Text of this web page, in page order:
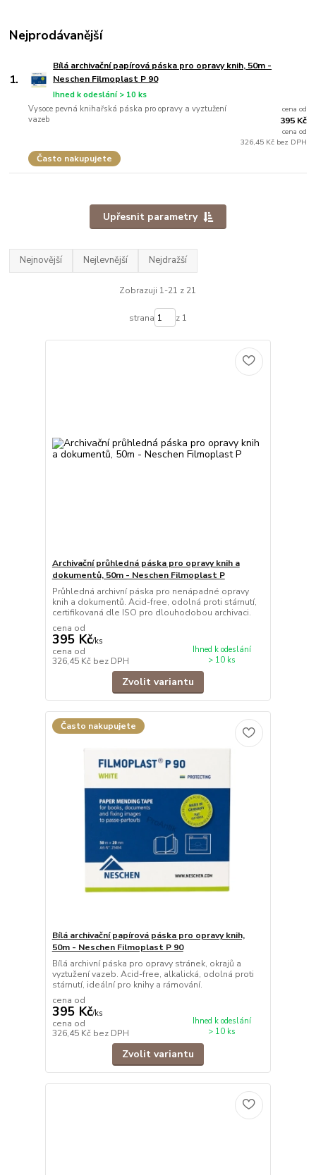
Nejprodávanější
1.
Bílá archivační papírová páska pro opravy knih, 50m -
Neschen Filmoplast P 90
Vysoce pevná knihařská páska pro opravy a vyztužení
vazeb
Ihned k odeslání > 10 ks
Často nakupujete
cena od
395 Kč
cena od
326,45 Kč bez DPH
Upřesnit parametry
Nejnovější Nejlevnější Nejdražší
Zobrazuji 1-21 z 21
strana z 1
Archivační průhledná páska pro opravy knih a
dokumentů, 50m - Neschen Filmoplast P
Průhledná archivní páska pro nenápadné opravy
knih a dokumentů. Acid-free, odolná proti stárnutí,
certifikovaná dle ISO pro dlouhodobou archivaci.
cena od
395 Kč/ks
cena od
326,45 Kč bez DPH
Ihned k odeslání
> 10 ks
Zvolit variantu
Často nakupujete
Bílá archivační papírová páska pro opravy knih,
50m - Neschen Filmoplast P 90
Bílá archivní páska pro opravy stránek, okrajů a
vyztužení vazeb. Acid-free, alkalická, odolná proti
stárnutí, ideální pro knihy a rámování.
cena od
395 Kč/ks
cena od
326,45 Kč bez DPH
Ihned k odeslání
> 10 ks
Zvolit variantu